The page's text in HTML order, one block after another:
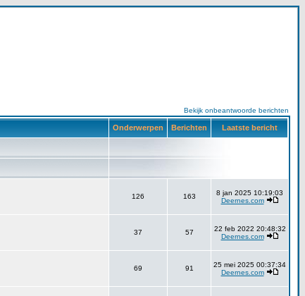
Bekijk onbeantwoorde berichten
Onderwerpen Berichten Laatste bericht
126 163
8 jan 2025 10:19:03
Deernes.com
37 57
22 feb 2022 20:48:32
Deernes.com
69 91
25 mei 2025 00:37:34
Deernes.com